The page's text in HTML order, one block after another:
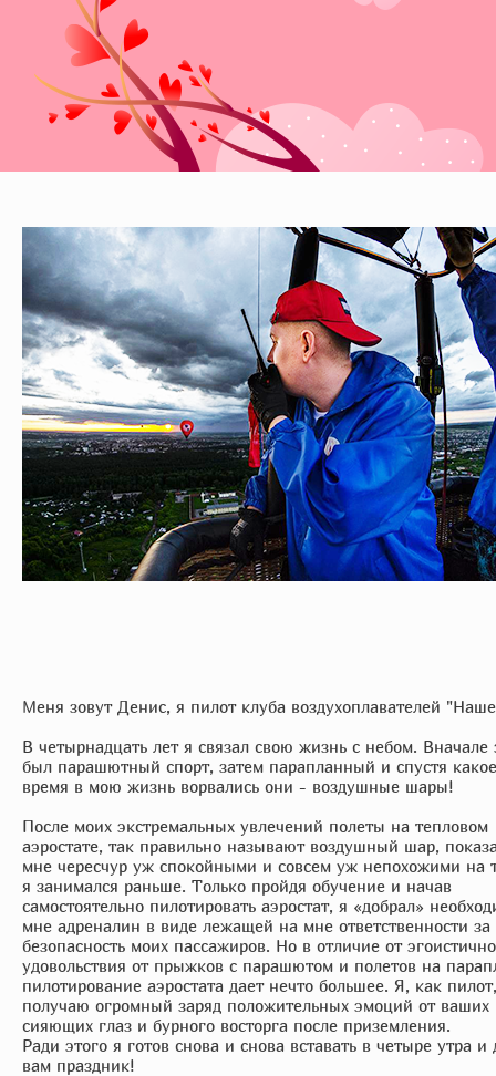
Меня зовут Денис, я пилот клуба воздухоплавателей
В четырнадцать лет я связал свою жизнь с небом. Вначале
был парашютный спорт, затем парапланный и спустя
время в мою жизнь ворвались они - воздушные шары!
После моих экстремальных увлечений полеты на тепловом
аэростате, так правильно называют воздушный шар,
мне чересчур уж спокойными и совсем уж непохожими на
я занимался раньше. Только пройдя обучение и начав
самостоятельно пилотировать аэростат, я «добрал»
мне адреналин в виде лежащей на мне ответственности за
безопасность моих пассажиров. Но в отличие от
удовольствия от прыжков с парашютом и полетов на
пилотирование аэростата дает нечто большее. Я, как пилот,
получаю огромный заряд положительных эмоций от ваших
сияющих глаз и бурного восторга после приземления.
Ради этого я готов снова и снова вставать в четыре утра и
вам праздник!